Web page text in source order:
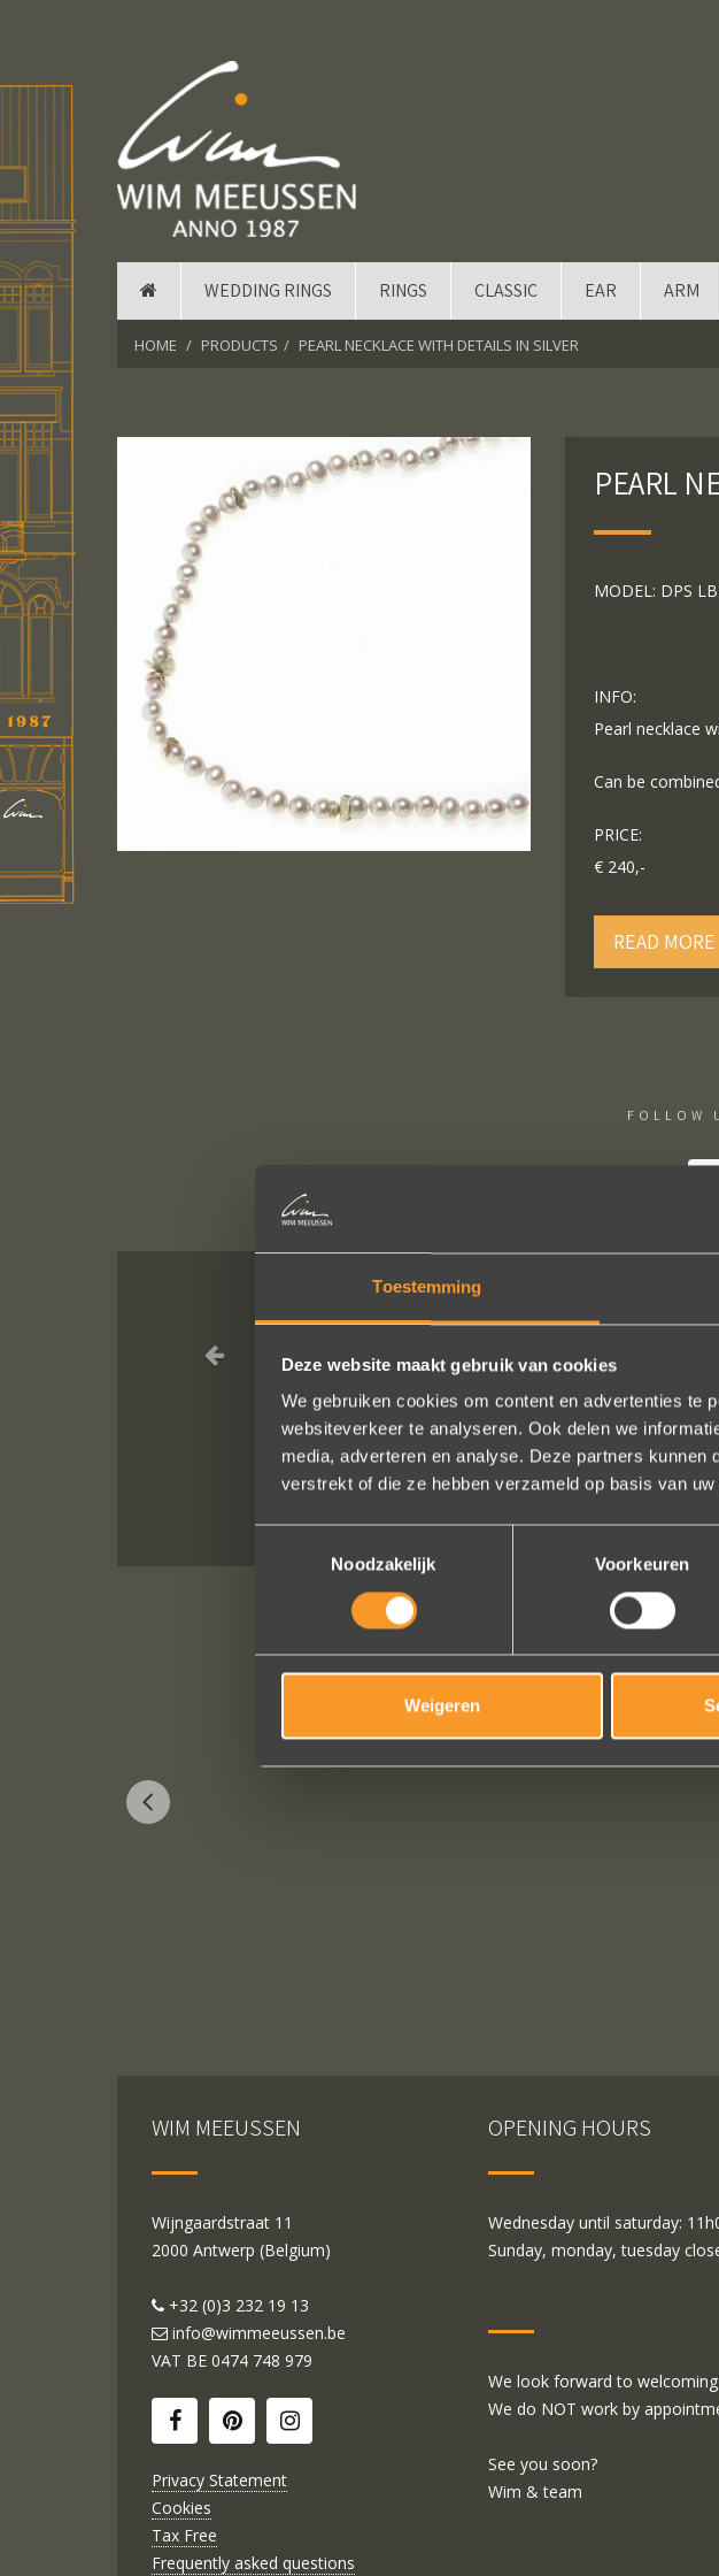
Toestemming
Deze website maakt gebruik van cookies
We gebruiken cookies om content en advertenties te
websiteverkeer te analyseren. Ook delen we
media, adverteren en analyse. Deze partners
verstrekt of die ze hebben verzameld op basis van
Noodzakelijk
Voorkeuren
Weigeren
WEDDING RINGS RINGS CLASSIC EAR ARM
HOME PRODUCTS PEARL NECKLACE WITH DETAILS IN SILVER
PEARL
MODEL: DPS
INFO:
Pearl necklace
Can be
PRICE:
€ 240,-
READ MORE
FOLLOW
Een droom die uitkomt, de ringen zijn
geholpen en ze waren op tijd klaar.
WIM MEEUSSEN
Wijngaardstraat 11
2000 Antwerp (Belgium)
+32 (0)3 232 19 13
info@wimmeeussen.be
VAT BE 0474 748 979
Privacy Statement
Cookies
Tax Free
Frequently asked questions
OPENING HOURS
Wednesday until saturday:
Sunday, monday, tuesday
We look forward to
We do NOT work by
See you soon?
Wim & team